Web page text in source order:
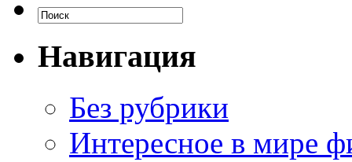
Навигация
Без рубрики
Интересное в мире